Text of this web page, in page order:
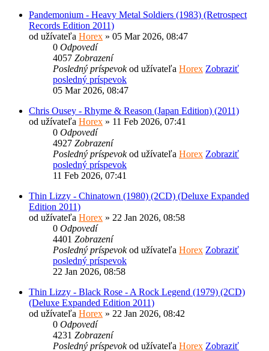
Pandemonium - Heavy Metal Soldiers (1983) (Retrospect
Records Edition 2011)
od užívateľa Horex » 05 Mar 2026, 08:47
0 Odpovedí
4057 Zobrazení
Posledný príspevokod užívateľa Horex Zobraziť
posledný príspevok
05 Mar 2026, 08:47
Chris Ousey - Rhyme & Reason (Japan Edition) (2011)
od užívateľa Horex » 11 Feb 2026, 07:41
0 Odpovedí
4927 Zobrazení
Posledný príspevokod užívateľa Horex Zobraziť
posledný príspevok
11 Feb 2026, 07:41
Thin Lizzy - Chinatown (1980) (2CD) (Deluxe Expanded
Edition 2011)
od užívateľa Horex » 22 Jan 2026, 08:58
0 Odpovedí
4401 Zobrazení
Posledný príspevokod užívateľa Horex Zobraziť
posledný príspevok
22 Jan 2026, 08:58
Thin Lizzy - Black Rose - A Rock Legend (1979) (2CD)
(Deluxe Expanded Edition 2011)
od užívateľa Horex » 22 Jan 2026, 08:42
0 Odpovedí
4231 Zobrazení
Posledný príspevokod užívateľa Horex Zobraziť